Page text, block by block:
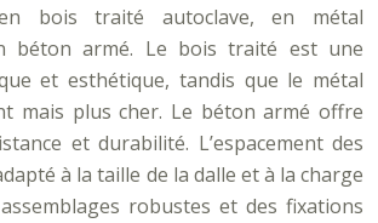
bois traité autoclave, en métal
béton armé. Le bois traité est une
et esthétique, tandis que le métal
mais plus cher. Le béton armé offre
et durabilité. L’espacement des
à la taille de la dalle et à la charge
robustes et des fixations